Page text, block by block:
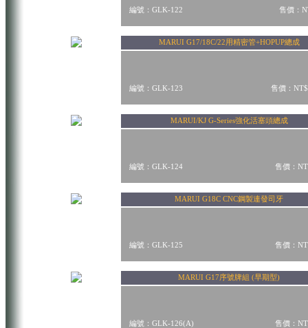
編號：GLK-122 售價：
MARUI G17/18C/22用精密管+HOPUP總成
編號：GLK-123 售價：
MARUI/KJ G-Series強化活塞頭總成
編號：GLK-124 售價：
MARUI G18C CNC鋼製連發司牙
編號：GLK-125 售價：
MARUI G17序號牌組 (早期型)
編號：GLK-126(A) 售價：